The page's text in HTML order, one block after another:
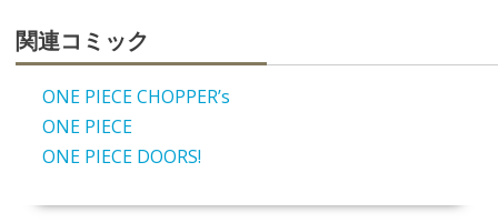
関連コミック
ONE PIECE CHOPPER’s
ONE PIECE
ONE PIECE DOORS!